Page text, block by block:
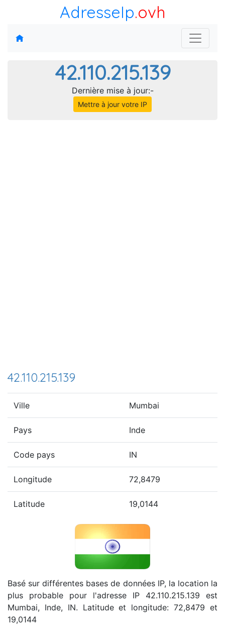
AdresseIp.ovh
42.110.215.139
Dernière mise à jour:-
Mettre à jour votre IP
42.110.215.139
Ville Mumbai
Pays Inde
Code pays IN
Longitude 72,8479
Latitude 19,0144
Basé sur différentes bases de données IP, la location la
plus probable pour l'adresse IP 42.110.215.139 est
Mumbai, Inde, IN. Latitude et longitude: 72,8479 et
19,0144